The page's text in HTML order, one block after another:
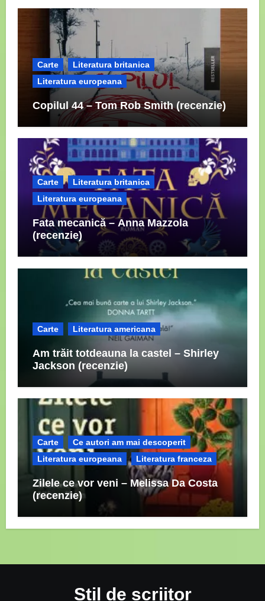
Carte
Literatura britanica
Literatura europeana
Copilul 44 – Tom Rob Smith (recenzie)
Carte
Literatura britanica
Literatura europeana
Fata mecanică – Anna Mazzola
(recenzie)
Carte Literatura americana
Am trăit totdeauna la castel – Shirley
Jackson (recenzie)
Carte
Ce autori am mai descoperit
Literatura europeana
Literatura franceza
Zilele ce vor veni – Melissa Da Costa
(recenzie)
Stil de scriitor